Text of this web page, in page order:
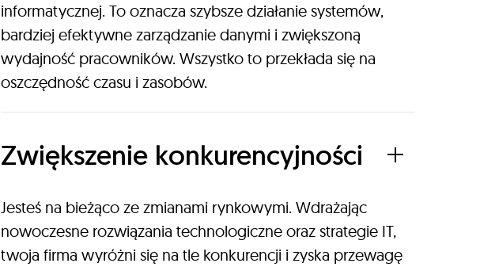
informatycznej. To oznacza szybsze działanie systemów,
bardziej efektywne zarządzanie danymi i zwiększoną
wydajność pracowników. Wszystko to przekłada się na
oszczędność czasu i zasobów.
Zwiększenie konkurencyjności
Jesteś na bieżąco ze zmianami rynkowymi. Wdrażając
nowoczesne rozwiązania technologiczne oraz strategie IT,
twoja firma wyróżni się na tle konkurencji i zyska przewagę